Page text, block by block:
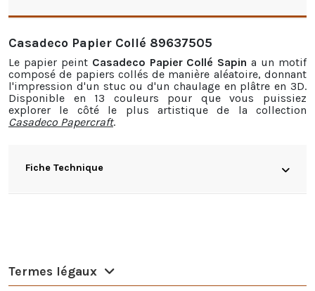
Casadeco Papier Collé 89637505
Le papier peint Casadeco Papier Collé Sapin a un motif
composé de papiers collés de manière aléatoire, donnant
l'impression d'un stuc ou d'un chaulage en plâtre en 3D.
Disponible en 13 couleurs pour que vous puissiez
explorer le côté le plus artistique de la collection
Casadeco Papercraft.
Fiche Technique
Termes légaux